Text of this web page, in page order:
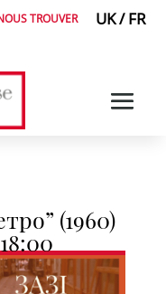
TROUVER UK/FR
(1960)